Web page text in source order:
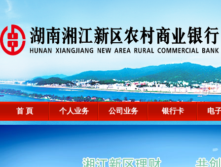
首 頁 个人业务 公司业务 银行卡 电